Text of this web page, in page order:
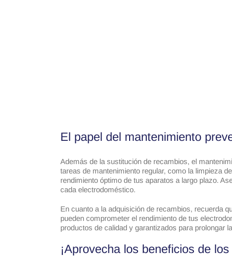
El papel del mantenimiento
Además de la sustitución de recambios, el
tareas de mantenimiento regular, como la limpieza
rendimiento óptimo de tus aparatos a largo plazo.
cada electrodoméstico.
En cuanto a la adquisición de recambios, recuerda
pueden comprometer el rendimiento de tus
productos de calidad y garantizados para prolongar
¡Aprovecha los beneficios de